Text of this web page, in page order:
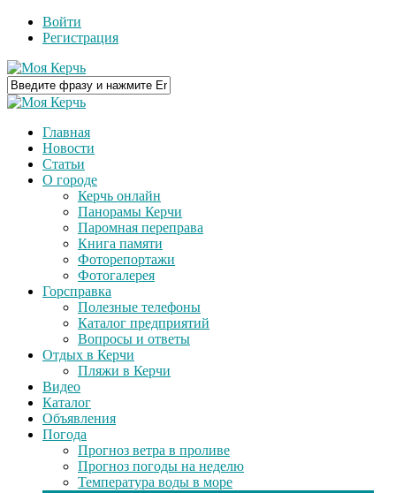
Войти
Регистрация
Главная
Новости
Статьи
О городе
Керчь онлайн
Панорамы Керчи
Паромная переправа
Книга памяти
Фоторепортажи
Фотогалерея
Горсправка
Полезные телефоны
Каталог предприятий
Вопросы и ответы
Отдых в Керчи
Пляжи в Керчи
Видео
Каталог
Объявления
Погода
Прогноз ветра в проливе
Прогноз погоды на неделю
Температура воды в море